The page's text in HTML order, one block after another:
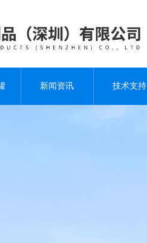
新闻资讯 技术支持